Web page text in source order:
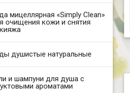
мицеллярная «Simply Clean»
очищения кожи и снятия
душистые натуральные
и шампуни для душа с
ароматами